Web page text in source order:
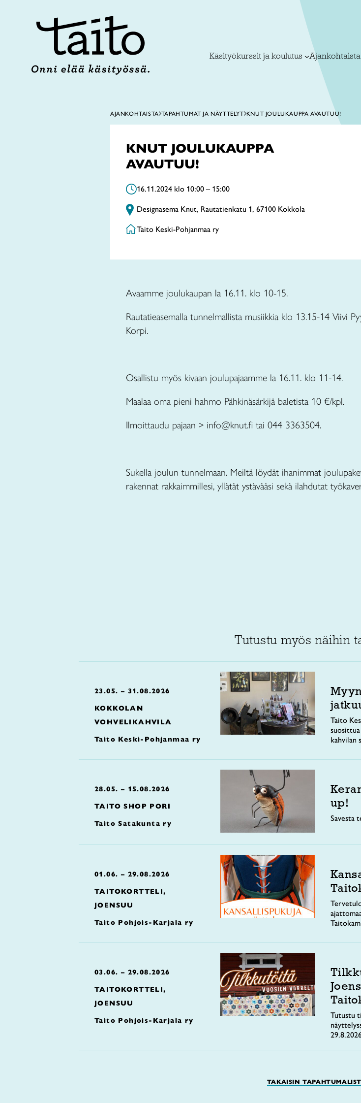
Käsityökurssit ja koulutus Ajankohtaista
AJANKOHTAISTA TAPAHTUMAT JA NÄYTTELYT KNUT JOULUKAUPPA AVAUTUU!
KNUT JOULUKAUPPA
AVAUTUU!
16.11.2024 klo 10:00 – 15:00
Designasema Knut, Rautatienkatu 1, 67100 Kokkola
Taito Keski-Pohjanmaa ry
Avaamme joulukaupan la 16.11. klo 10-15.
Rautatieasemalla tunnelmallista musiikkia klo 13.15-14 Viivi
Korpi.
Osallistu myös kivaan joulupajaamme la 16.11. klo 11-14.
Maalaa oma pieni hahmo Pähkinäsärkijä baletista 10 €/kpl.
Ilmoittaudu pajaan > info@knut.fi tai 044 3363504.
Sukella joulun tunnelmaan. Meiltä löydät ihanimmat
rakennat rakkaimmillesi, yllätät ystävääsi sekä ilahdutat
Tutustu myös näihin
23.05. – 31.08.2026
KOKKOLAN
VOHVELIKAHVILA
Taito Keski-Pohjanmaa ry
Taito
kahvilan
28.05. – 15.08.2026
TAITO SHOP PORI
Taito Satakunta ry
up!
Savesta
01.06. – 29.08.2026
TAITOKORTTELI,
JOENSUU
Taito Pohjois-Karjala ry
03.06. – 29.08.2026
TAITOKORTTELI,
JOENSUU
Taito Pohjois-Karjala ry
Tutustu
TAKAISIN